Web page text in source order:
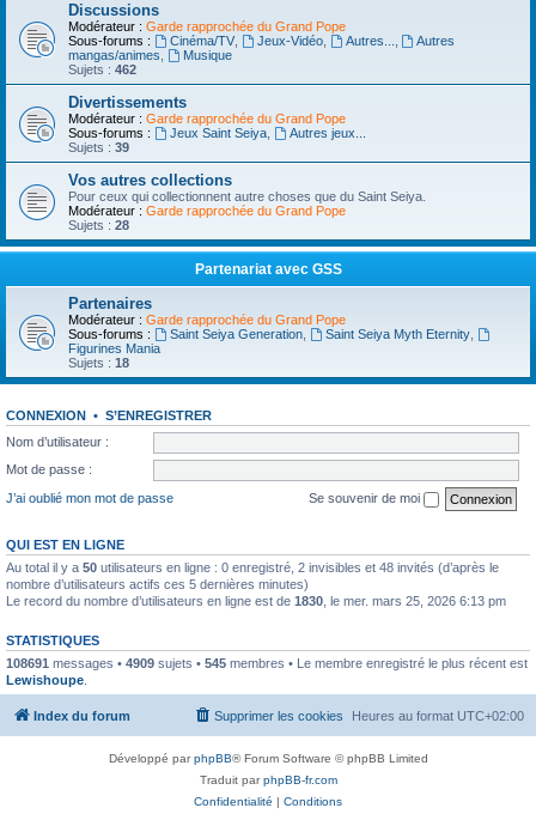
Discussions
Modérateur : Garde rapprochée du Grand Pope
Sous-forums :
Cinéma/TV, Jeux-Vidéo, Autres...
Autres
mangas/animes
Musique
Sujets : 462
Divertissements
Modérateur : Garde rapprochée du Grand Pope
Sous-forums :
Jeux Saint Seiya,
Autres jeux...
Sujets : 39
Vos autres collections
Pour ceux qui collectionnent autre choses que du Saint Seiya.
Modérateur : Garde rapprochée du Grand Pope
Sujets : 28
Partenariat avec GSS
Partenaires
Modérateur : Garde rapprochée du Grand Pope
Sous-forums :
Saint Seiya Generation, Saint Seiya Myth Eternity,
Figurines Mania
Sujets : 18
CONNEXION • S’ENREGISTRER
Nom d’utilisateur :
Mot de passe :
J’ai oublié mon mot de passe
Se souvenir de moi
QUI EST EN LIGNE
Au total il y a 50 utilisateurs en ligne : 0 enregistré, 2 invisibles et 48 invités (d’après le
nombre d’utilisateurs actifs ces 5 dernières minutes)
Le record du nombre d’utilisateurs en ligne est de 1830 , le mer. mars 25, 2026 6:13 pm
STATISTIQUES
108691 messages • 4909 sujets • 545 membres • Le membre enregistré le plus récent est
Lewishoupe
Index du forum Heures au format UTC+02:00
Supprimer les cookies
Développé parphpBB® Forum Software © phpBB Limited
Traduit parphpBB-fr.com
Confidentialité | Conditions